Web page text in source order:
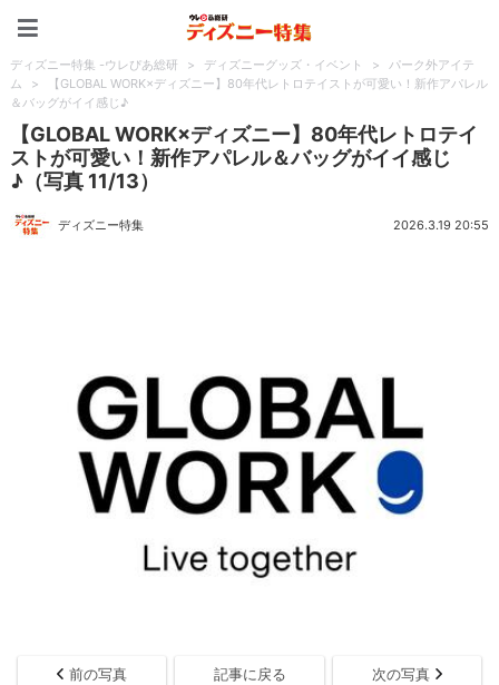
ディズニー特集 -ウレぴあ総研 > ディズニーグッズ・イベント >
パーク外アイテ
ム
>
【GLOBAL WORK×ディズニー】80年代レトロテイストが可愛い！新作アパレル
＆バッグがイイ感じ♪
【GLOBAL WORK×ディズニー】80年代レトロテイ
ストが可愛い！新作アパレル＆バッグがイイ感じ
♪（写真 11/13）
ディズニー特集 2026.3.19 20:55
前の写真 記事に戻る 次の写真